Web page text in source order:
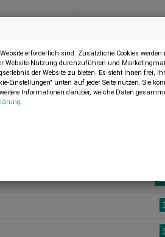
erforderlich sind. Zusätzliche Cookies
Website-Nutzung durchzuführen und
der Website zu bieten. Es steht Ihnen frei,
Einstellungen" unten auf jeder Seite nutzen. Sie
Informationen darüber, welche Daten
.